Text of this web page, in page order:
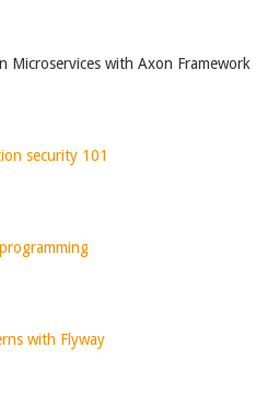
Microservices with Axon Framework
security 101
with Flyway